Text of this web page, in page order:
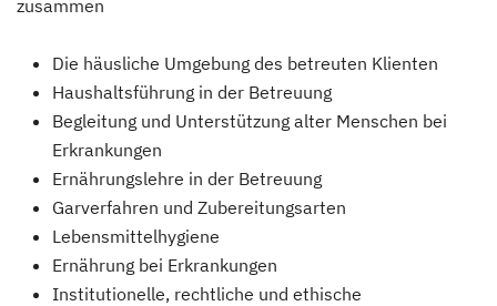
zusammen
Die häusliche Umgebung des betreuten Klienten
Haushaltsführung in der Betreuung
Begleitung und Unterstützung alter Menschen bei
Erkrankungen
Ernährungslehre in der Betreuung
Garverfahren und Zubereitungsarten
Lebensmittelhygiene
Ernährung bei Erkrankungen
Institutionelle, rechtliche und ethische